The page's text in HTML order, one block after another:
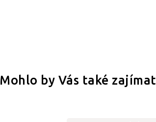
Mohlo by Vás také zajímat